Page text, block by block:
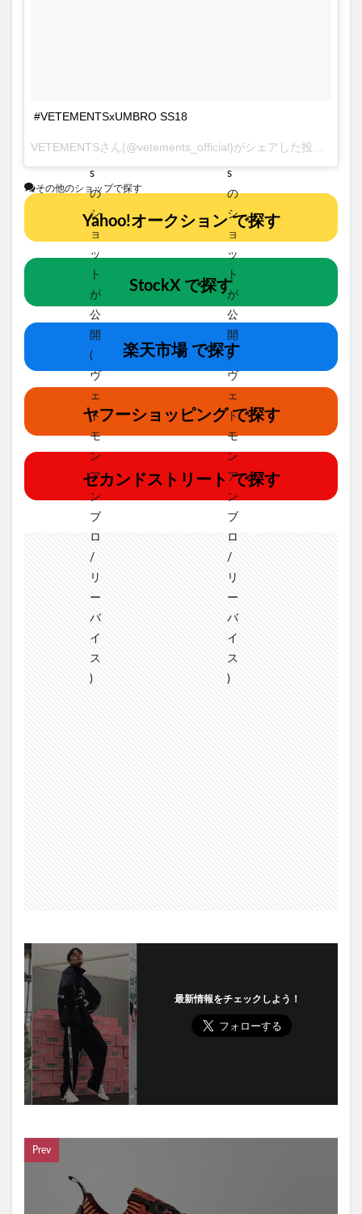
#VETEMENTSxUMBRO SS18
VETEMENTSさん(@vetements_official)がシェアした投稿 –
その他のショップで探す
Yahoo!オークション で探す
StockX で探す
楽天市場 で探す
ヤフーショッピング で探す
セカンドストリート で探す
最新情報をチェックしよう！
Prev